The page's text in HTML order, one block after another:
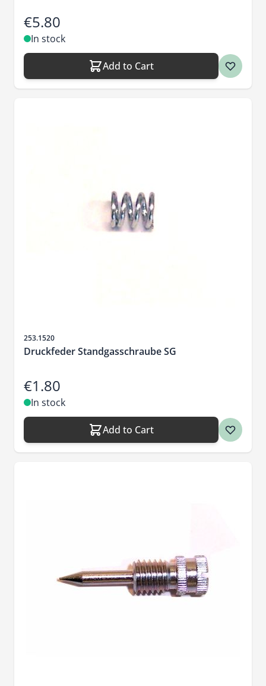
€5.80
In stock
Add to Cart
Sku
253.1520
Druckfeder Standgasschraube SG
€1.80
In stock
Add to Cart